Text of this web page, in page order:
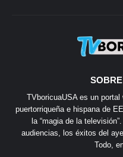
TVboricuaUSA es un
puertorriqueña e hispana de
la “magia de la
audiencias, los éxitos del
Todo,